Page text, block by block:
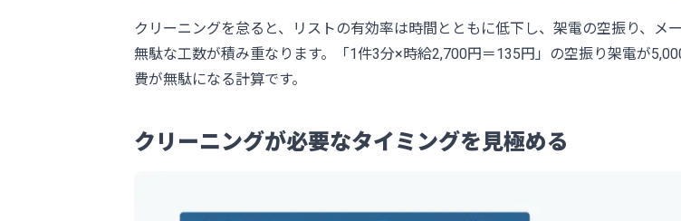
クリーニングを怠ると、リストの有効率は時間とともに低下し、架電の空振り、
無駄な工数が積み重なります。「1件3分×時給2,700円＝135円」の空振り架電が
費が無駄になる計算です。
クリーニングが必要なタイミングを見極める